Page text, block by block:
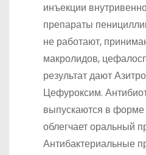
инъекции
препараты
не работают,
макролидов,
результат дают
Цефуроксим.
выпускаются в форме
облегчает оральный
Антибактериальные